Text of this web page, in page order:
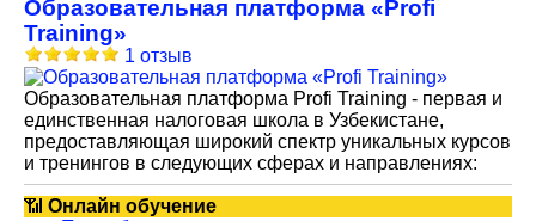
Образовательная платформа «Profi
Training»
1 отзыв
Образовательная платформа Profi Training - первая и
единственная налоговая школа в Узбекистане,
предоставляющая широкий спектр уникальных курсов
и тренингов в следующих сферах и направлениях:
📶 Онлайн обучение